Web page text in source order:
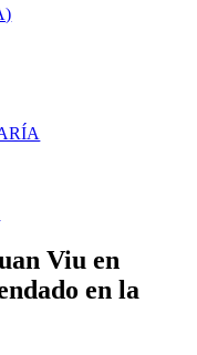
Viu en
en la